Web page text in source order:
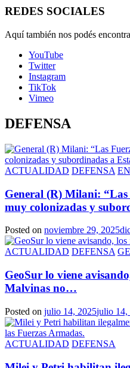
REDES SOCIALES
Aquí también nos podés
YouTube
Twitter
Instagram
TikTok
Vimeo
DEFENSA
ACTUALIDAD DEFENSA
General (R) Milani: “Las
muy colonizadas y
Posted on noviembre 29, 2025
ACTUALIDAD DEFENSA
GeoSur lo viene
Malvinas no…
Posted on julio 14, 2025julio 14,
ACTUALIDAD DEFENSA